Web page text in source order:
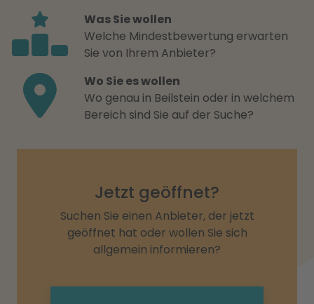
Was Sie wollen
Welche Mindestbewertung erwarten
Sie von Ihrem Anbieter?
Wo Sie es wollen
Wo genau in Beilstein oder in welchem
Bereich sind Sie auf der Suche?
Jetzt geöffnet?
Suchen Sie einen Anbieter, der jetzt
geöffnet hat oder wollen Sie sich
allgemein informieren?